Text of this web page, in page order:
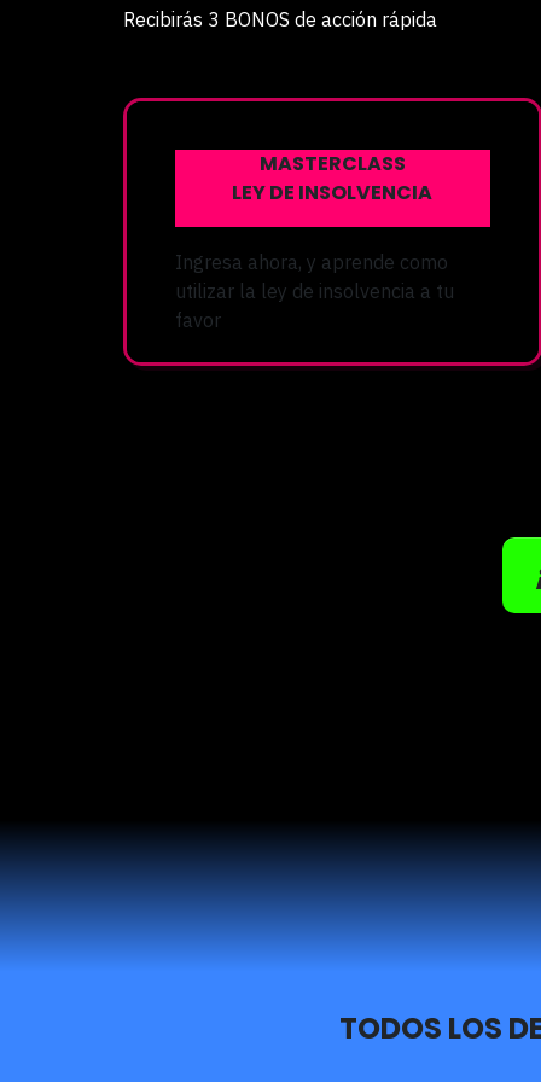
Recibirás 3 BONOS de acción rápida
MASTERCLASS
LEY DE INSOLVENCIA
Ingresa ahora, y aprende como
utilizar la ley de insolvencia a tu
favor
TODOS LOS